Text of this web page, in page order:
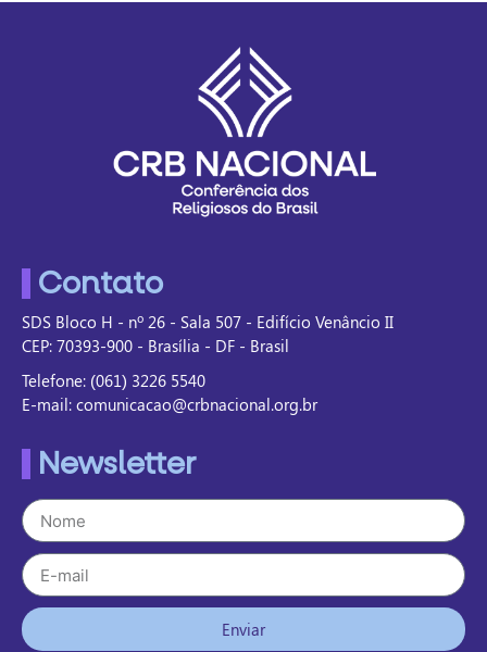
Contato
SDS Bloco H - nº 26 - Sala 507 - Edifício Venâncio II
CEP: 70393-900 - Brasília - DF - Brasil
Telefone: (061) 3226 5540
E-mail: comunicacao@crbnacional.org.br
Newsletter
Enviar